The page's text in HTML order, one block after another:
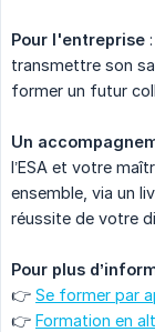
Pour l'entreprise
transmettre son
former un futur
Un
l’ESA et votre
ensemble, via un
réussite de votre
Pour plus
👉 Se former par
👉 Formation en